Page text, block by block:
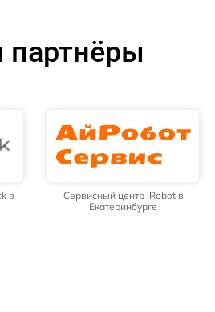
в
Сервисный центр iRobot в
Екатеринбурге